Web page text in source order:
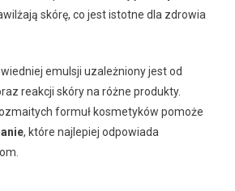
skórę, co jest istotne dla zdrowia
emulsji uzależniony jest od
reakcji skóry na różne produkty.
formuł kosmetyków pomoże
, które najlepiej odpowiada